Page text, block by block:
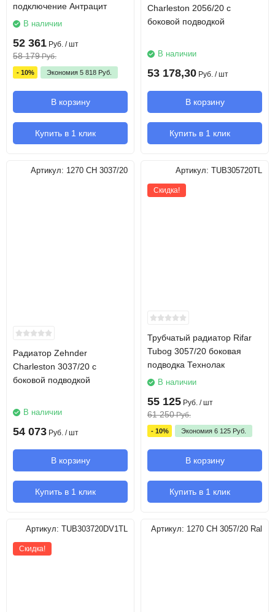
подключение Антрацит
В наличии
52 361 Руб. / шт
58 179 Руб.
- 10% Экономия 5 818 Руб.
В корзину
Купить в 1 клик
Charleston 2056/20 с
боковой подводкой
В наличии
53 178,30 Руб. / шт
В корзину
Купить в 1 клик
Артикул: 1270 CH 3037/20
Радиатор Zehnder
Charleston 3037/20 с
боковой подводкой
В наличии
54 073 Руб. / шт
В корзину
Купить в 1 клик
Артикул: TUB305720TL
Скидка!
Трубчатый радиатор Rifar
Tubog 3057/20 боковая
подводка Технолак
В наличии
55 125 Руб. / шт
61 250 Руб.
- 10% Экономия 6 125 Руб.
В корзину
Купить в 1 клик
Артикул: TUB303720DV1TL
Скидка!
Артикул: 1270 CH 3057/20 Ral